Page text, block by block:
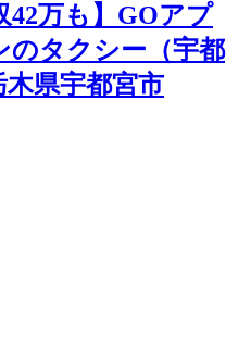
42万も】GOアプ
のタクシー（宇都
県宇都宮市